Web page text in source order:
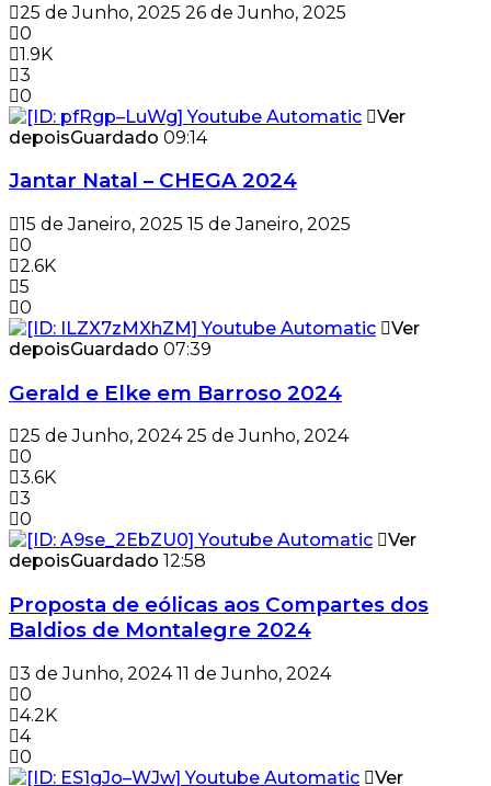
25 de Junho, 2025 26 de Junho, 2025
0
1.9K
3
0
Ver
depoisGuardado 09:14
Jantar Natal – CHEGA 2024
15 de Janeiro, 2025 15 de Janeiro, 2025
0
2.6K
5
0
Ver
depoisGuardado 07:39
Gerald e Elke em Barroso 2024
25 de Junho, 2024 25 de Junho, 2024
0
3.6K
3
0
Ver
depoisGuardado 12:58
Proposta de eólicas aos Compartes dos
Baldios de Montalegre 2024
3 de Junho, 2024 11 de Junho, 2024
0
4.2K
4
0
Ver